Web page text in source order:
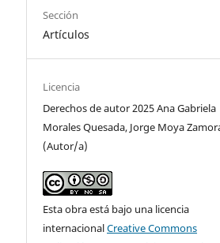
Sección
Artículos
Licencia
Derechos de autor 2025 Ana Gabriela
Morales Quesada, Jorge Moya
(Autor/a)
Esta obra está bajo una licencia
internacionalCreative Commons